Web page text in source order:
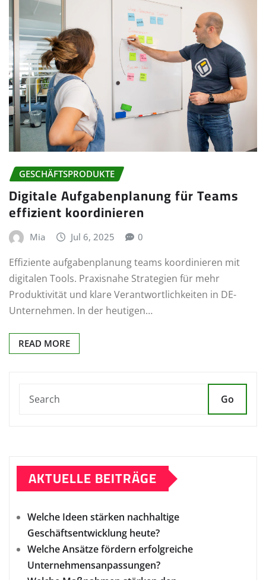
GESCHÄFTSPRODUKTE
Digitale Aufgabenplanung für Teams
effizient koordinieren
Mia Jul 6, 2025 0
Effiziente aufgabenplanung teams koordinieren mit
digitalen Tools. Praxisnahe Strategien für mehr
Produktivität und klare Verantwortlichkeiten in DE-
Unternehmen. In der heutigen…
READ MORE
Go
AKTUELLE BEITRÄGE
Welche Ideen stärken nachhaltige
Geschäftsentwicklung heute?
Welche Ansätze fördern erfolgreiche
Unternehmensanpassungen?